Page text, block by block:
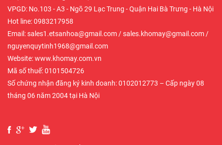
VPGD: No.103 - A3 - Ngõ 29 Lạc Trung - Quận Hai Bà Trưng - Hà Nội
Hot line: 0983217958
Email: sales1.etsanhoa@gmail.com / sales.khomay@gmail.com /
nguyenquytinh1968@gmail.com
Website: www.khomay.com.vn
Mã số thuế: 0101504726
Số chứng nhận đăng ký kinh doanh: 0102012773 – Cấp ngày 08
tháng 06 năm 2004 tại Hà Nội